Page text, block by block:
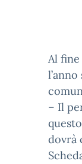
Al
– Il
dovrà